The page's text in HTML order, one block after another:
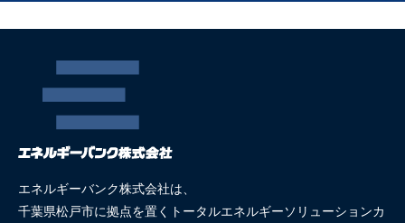
エネルギーバンク株式会社は、
千葉県松戸市に拠点を置くトータルエネルギーソリューションカ